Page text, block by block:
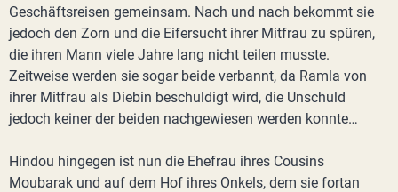
Geschäftsreisen gemeinsam. Nach und nach bekommt sie
jedoch den Zorn und die Eifersucht ihrer Mitfrau zu spüren,
die ihren Mann viele Jahre lang nicht teilen musste.
Zeitweise werden sie sogar beide verbannt, da Ramla von
ihrer Mitfrau als Diebin beschuldigt wird, die Unschuld
jedoch keiner der beiden nachgewiesen werden konnte…
Hindou hingegen ist nun die Ehefrau ihres Cousins
Moubarak und auf dem Hof ihres Onkels, dem sie fortan